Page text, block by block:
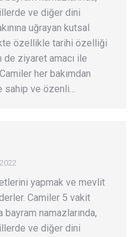
ve diğer dini
uğrayan kutsal
özellikle tarihi özelliği
ziyaret amacı ile
her bakımdan
sahip ve özenli…
yapmak ve mevlit
Camiler 5 vakit
bayram namazlarında,
ve diğer dini